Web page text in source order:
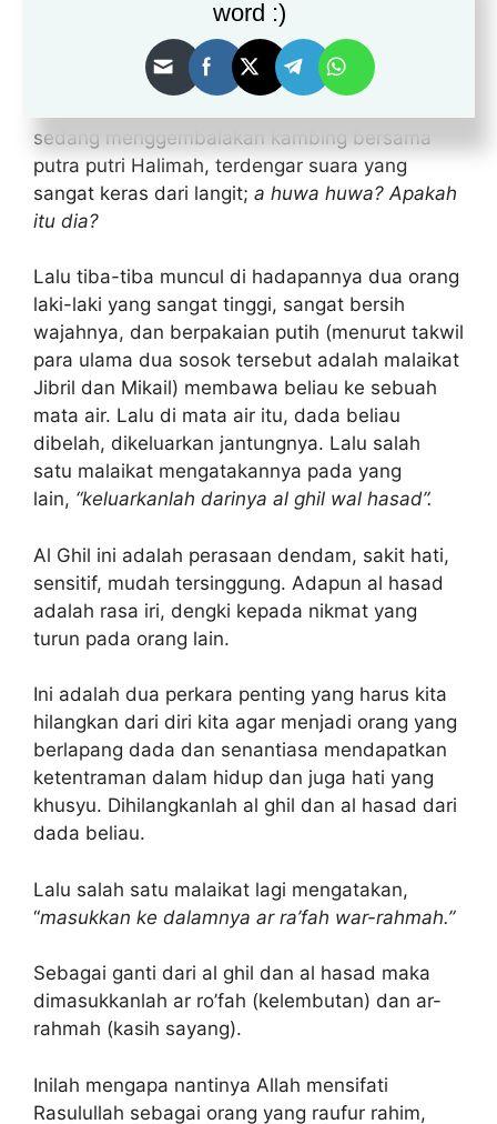
Syaima saat itu yang banyak bermain dengan
sedang menggembalakan kambing bersama
putra putri Halimah, terdengar suara yang
sangat keras dari langit; a huwa huwa? Apakah
itu dia?
Lalu tiba-tiba muncul di hadapannya dua orang
laki-laki yang sangat tinggi, sangat bersih
wajahnya, dan berpakaian putih (menurut takwil
para ulama dua sosok tersebut adalah malaikat
Jibril dan Mikail) membawa beliau ke sebuah
mata air. Lalu di mata air itu, dada beliau
dibelah, dikeluarkan jantungnya. Lalu salah
satu malaikat mengatakannya pada yang
lain, “keluarkanlah darinya al ghil wal hasad”.
Al Ghil ini adalah perasaan dendam, sakit hati,
sensitif, mudah tersinggung. Adapun al hasad
adalah rasa iri, dengki kepada nikmat yang
turun pada orang lain.
Ini adalah dua perkara penting yang harus kita
hilangkan dari diri kita agar menjadi orang yang
berlapang dada dan senantiasa mendapatkan
ketentraman dalam hidup dan juga hati yang
khusyu. Dihilangkanlah al ghil dan al hasad dari
dada beliau.
Lalu salah satu malaikat lagi mengatakan,
“masukkan ke dalamnya ar ra’fah war-rahmah.”
Sebagai ganti dari al ghil dan al hasad maka
dimasukkanlah ar ro’fah (kelembutan) dan ar-
rahmah (kasih sayang).
Inilah mengapa nantinya Allah mensifati
Rasulullah sebagai orang yang raufur rahim,
word :)